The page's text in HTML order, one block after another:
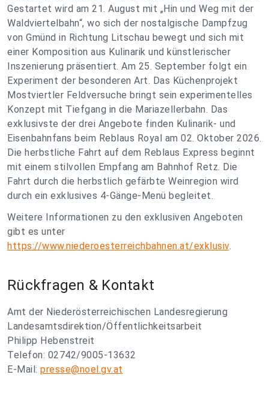
Gestartet wird am 21. August mit „Hin und Weg mit der
Waldviertelbahn“, wo sich der nostalgische Dampfzug
von Gmünd in Richtung Litschau bewegt und sich mit
einer Komposition aus Kulinarik und künstlerischer
Inszenierung präsentiert. Am 25. September folgt ein
Experiment der besonderen Art. Das Küchenprojekt
Mostviertler Feldversuche bringt sein experimentelles
Konzept mit Tiefgang in die Mariazellerbahn. Das
exklusivste der drei Angebote finden Kulinarik- und
Eisenbahnfans beim Reblaus Royal am 02. Oktober 2026.
Die herbstliche Fahrt auf dem Reblaus Express beginnt
mit einem stilvollen Empfang am Bahnhof Retz. Die
Fahrt durch die herbstlich gefärbte Weinregion wird
durch ein exklusives 4-Gänge-Menü begleitet.
Weitere Informationen zu den exklusiven Angeboten
gibt es unter
https://www.niederoesterreichbahnen.at/exklusiv.
Rückfragen & Kontakt
Amt der Niederösterreichischen Landesregierung
Landesamtsdirektion/Öffentlichkeitsarbeit
Philipp Hebenstreit
Telefon: 02742/9005-13632
E-Mail: presse@noel.gv.at